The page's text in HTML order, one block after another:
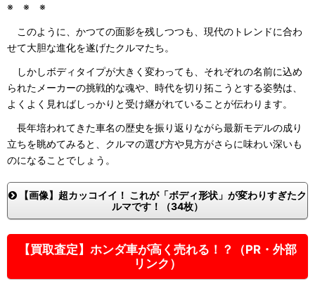
※ ※ ※
このように、かつての面影を残しつつも、現代のトレンドに合わ
せて大胆な進化を遂げたクルマたち。
しかしボディタイプが大きく変わっても、それぞれの名前に込め
られたメーカーの挑戦的な魂や、時代を切り拓こうとする姿勢は、
よくよく見ればしっかりと受け継がれていることが伝わります。
長年培われてきた車名の歴史を振り返りながら最新モデルの成り
立ちを眺めてみると、クルマの選び方や見方がさらに味わい深いも
のになることでしょう。
【画像】超カッコイイ！ これが「ボディ形状」が変わりすぎたク
ルマです！（34枚）
【買取査定】ホンダ車が高く売れる！？（PR・外部
リンク）